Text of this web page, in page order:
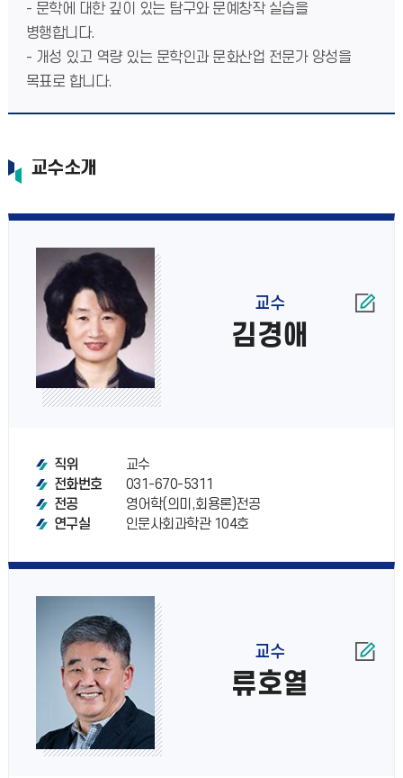
- 문학에 대한 깊이 있는 탐구와 문예창작 실습을
병행합니다.
- 개성 있고 역량 있는 문학인과 문화산업 전문가 양성을
목표로 합니다.
교수소개
교수
김경애
직위
교수
전화번호
031-670-5311
전공
영어학(의미,회용론)전공
연구실
인문사회과학관 104호
교수
류호열